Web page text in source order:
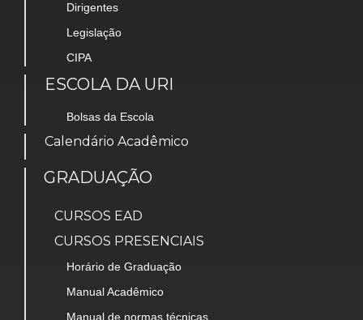
Dirigentes
Legislação
CIPA
ESCOLA DA URI
Bolsas da Escola
Calendário Acadêmico
GRADUAÇÃO
CURSOS EAD
CURSOS PRESENCIAIS
Horário de Graduação
Manual Acadêmico
Manual de normas técnicas